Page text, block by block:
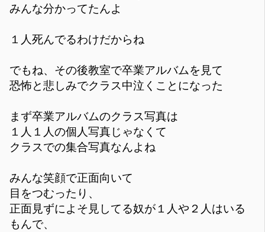
みんな分かってたんよ
１人死んでるわけだからね
でもね、その後教室で卒業アルバムを見て
恐怖と悲しみでクラス中泣くことになった
まず卒業アルバムのクラス写真は
１人１人の個人写真じゃなくて
クラスでの集合写真なんよね
みんな笑顔で正面向いて
目をつむったり、
正面見ずによそ見してる奴が１人や２人はいる
もんで、